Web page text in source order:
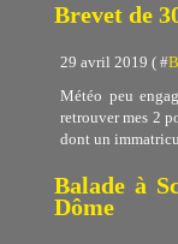
Brevet de
29 avril 2019 ( #
Météo peu
retrouver mes 2
dont un
Balade à
Dôme